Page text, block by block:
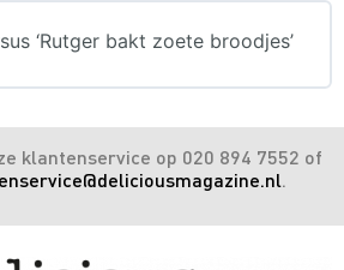
‘Rutger bakt zoete broodjes’
klantenservice op 020 894 7552 of
.